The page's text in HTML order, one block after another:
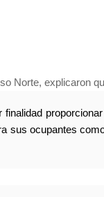
Norte, explicaron
sus ocupantes